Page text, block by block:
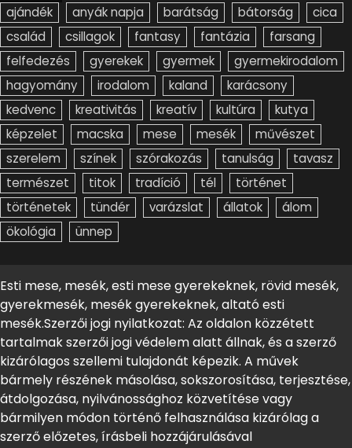
ajándék anyák napja barátság bátorság
cica
család
csillagok fantasy fantázia
farsang
felfedezés
gyerekek gyermek
gyermekirodalom
hagyomány
irodalom kaland
karácsony
kedvenc
kreativitás kreatív kultúra
kutya
képzelet
macska mese mesék
művészet
szerelem
színek szórakozás tanulság
tavasz
természet
titok tradíció tél
történet
történetek
tündér varázslat állatok
álom
ökológia
ünnep
Esti mese, mesék, esti mese gyerekeknek, rövid mesék,
gyerekmesék, mesék gyerekeknek, altató esti
mesék.Szerzői jogi nyilatkozat: Az oldalon közzétett
tartalmak szerzői jogi védelem alatt állnak, és a szerző
kizárólagos szellemi tulajdonát képezik. A művek
bármely részének másolása, sokszorosítása, terjesztése,
átdolgozása, nyilvánossághoz közvetítése vagy
bármilyen módon történő felhasználása kizárólag a
szerző előzetes, írásbeli hozzájárulásával